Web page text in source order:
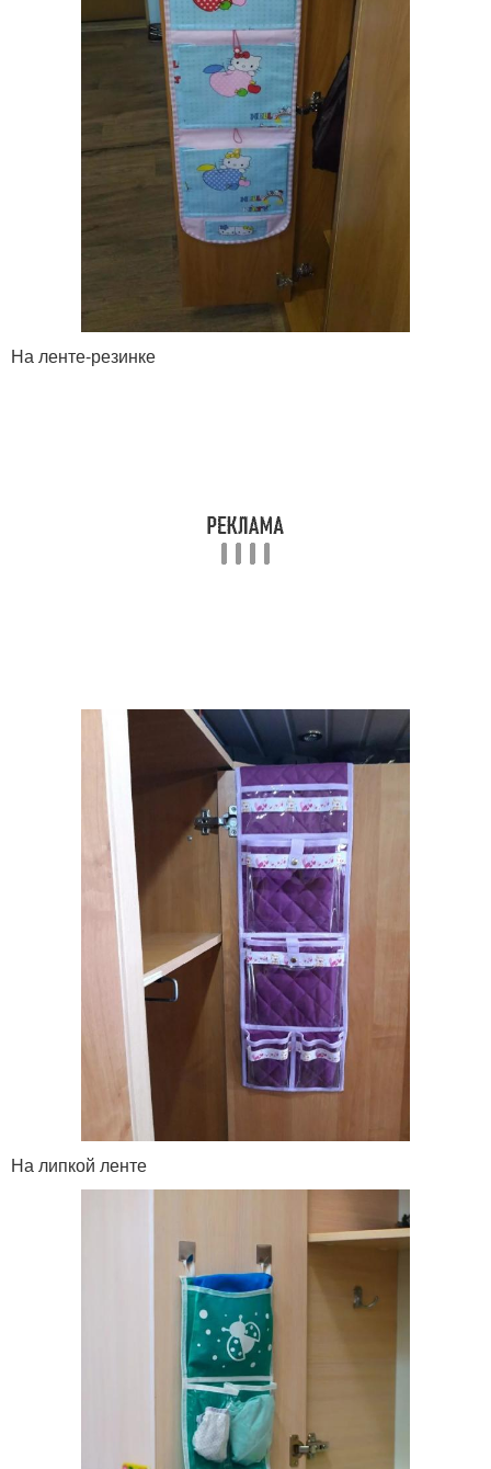
На ленте-резинке
На липкой ленте